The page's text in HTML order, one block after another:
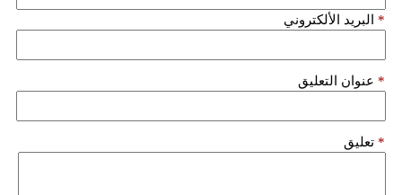
البريد الألكتروني *
عنوان التعليق *
تعليق *